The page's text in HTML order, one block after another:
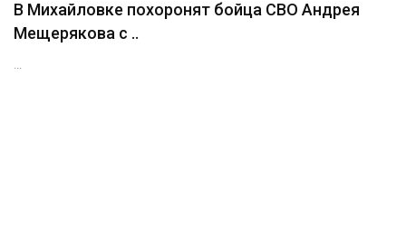
В Михайловке похоронят бойца СВО Андрея
Мещерякова с ..
...